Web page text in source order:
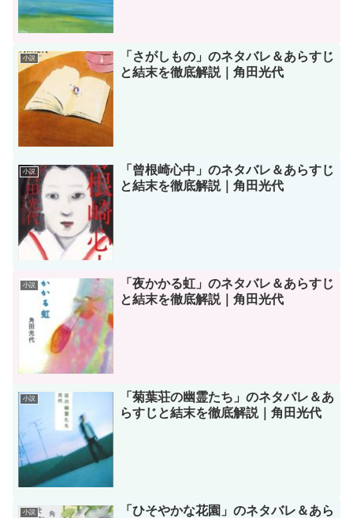
小説
「さがしもの」のネタバレ＆あらすじ
と結末を徹底解説｜角田光代
小説
「曾根崎心中」のネタバレ＆あらすじ
と結末を徹底解説｜角田光代
小説
「夜かかる虹」のネタバレ＆あらすじ
と結末を徹底解説｜角田光代
小説
「菊葉荘の幽霊たち」のネタバレ＆あ
らすじと結末を徹底解説｜角田光代
小説
「ひそやかな花園」のネタバレ＆あら